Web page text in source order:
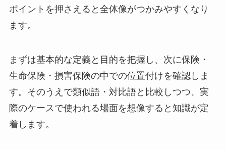
ポイントを押さえると全体像がつかみやすくなり
ます。
まずは基本的な定義と目的を把握し、次に保険・
生命保険・損害保険の中での位置付けを確認しま
す。そのうえで類似語・対比語と比較しつつ、実
際のケースで使われる場面を想像すると知識が定
着します。